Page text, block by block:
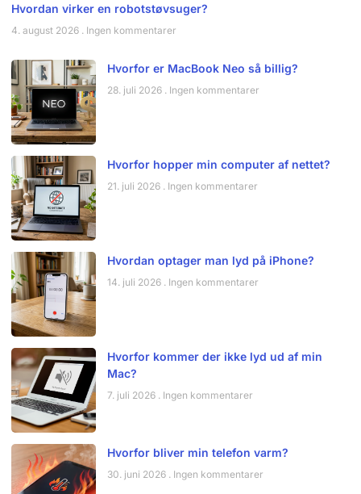
Hvordan virker en robotstøvsuger?
4. august 2026 Ingen kommentarer
Hvorfor er MacBook Neo så billig?
28. juli 2026 Ingen kommentarer
Hvorfor hopper min computer af nettet?
21. juli 2026 Ingen kommentarer
Hvordan optager man lyd på iPhone?
14. juli 2026 Ingen kommentarer
Hvorfor kommer der ikke lyd ud af min
Mac?
7. juli 2026 Ingen kommentarer
Hvorfor bliver min telefon varm?
30. juni 2026 Ingen kommentarer